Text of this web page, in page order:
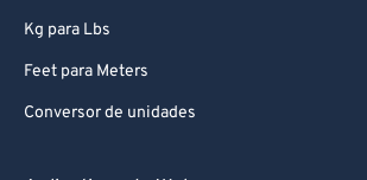
Kg para Lbs
Feet para Meters
Conversor de unidades